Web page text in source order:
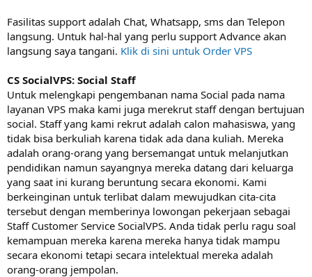
Fasilitas support adalah Chat, Whatsapp, sms dan Telepon
langsung. Untuk hal-hal yang perlu support Advance akan
langsung saya tangani. Klik di sini untuk Order VPS
CS SocialVPS: Social Staff
Untuk melengkapi pengembanan nama Social pada nama
layanan VPS maka kami juga merekrut staff dengan bertujuan
social. Staff yang kami rekrut adalah calon mahasiswa, yang
tidak bisa berkuliah karena tidak ada dana kuliah. Mereka
adalah orang-orang yang bersemangat untuk melanjutkan
pendidikan namun sayangnya mereka datang dari keluarga
yang saat ini kurang beruntung secara ekonomi. Kami
berkeinginan untuk terlibat dalam mewujudkan cita-cita
tersebut dengan memberinya lowongan pekerjaan sebagai
Staff Customer Service SocialVPS. Anda tidak perlu ragu soal
kemampuan mereka karena mereka hanya tidak mampu
secara ekonomi tetapi secara intelektual mereka adalah
orang-orang jempolan.